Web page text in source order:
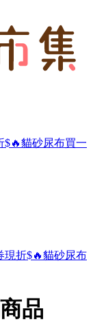
$🔥貓砂尿布買一
現折$🔥貓砂尿布
品